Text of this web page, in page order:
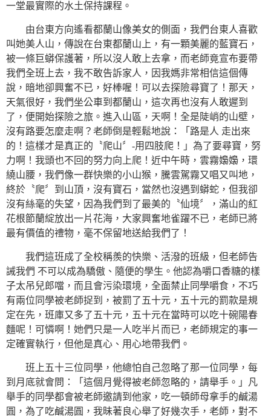
一堂最實際的水土保持課程。
由台東方向遙看都蘭山像美女的側面，我們台東人喜歡
叫她美人山，傳說在台東都蘭山上，有一顆美麗的藍寶石，
被一條巨蟒保護著，所以沒人敢上去拿，而老師竟宣布要帶
我們全班上去，我不敢告訴家人，因我媽非常相信這個傳
說，暗地卻興奮不已，好棒喔！可以去探險尋寶了！那天，
天氣很好，我們坐公車到都蘭山，這次再也沒有人敢遲到
了，便開始探險之旅。進入山區，天啊！全是陡峭的山壁，
沒有路要怎麼走啊？老師倒是輕鬆地說：「路是人 走出來
的！這樣才是真正的〝爬山〞-用四肢爬！」為了要尋寶，努
力啊！我頭也不回的努力向上爬！近中午時，雲霧嬝嬝，環
繞山腰，我們像一群快樂的小山猴，騰雲駕霧又唱又叫地，
終於〝爬〞到山頂，沒有寶石，當然也沒遇到蟒蛇，但我卻
沒有絲毫的失望，因為我們到了最美的〝仙境〞，滿山的紅
花根節蘭綻放出一片花海，大家興奮地雀躍不已，老師已將
最有價值的禮物，毫不保留地送給我們了！
我們這班成了全校稱羨的快樂、活潑的班級，但老師告
誡我們 不可以成為驕傲、隨便的學生。他認為嚼口香糖的樣
子太吊兒郎噹，而且會污染環境，全面禁止同學嚼食，不巧
有兩位同學被老師捉到，被罰了五十元，五十元的罰款是規
定在先，班庫又多了五十元，五十元在當時可以吃十碗陽春
麵呢！可憐啊！她們只是一人吃半片而已，老師規定的事一
定確實執行，但他是真心、用心地帶我們。
班上五十三位同學，他總怕自己忽略了那一位同學，每
到月底就會問：「這個月覺得被老師忽略的，請舉手。」凡
舉手的同學都會被老師邀請到他家，吃一頓師母拿手的鹹湯
圓，為了吃鹹湯圓，我昧著良心舉了好幾次手，老師，對不